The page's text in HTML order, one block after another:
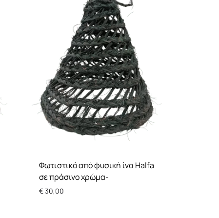
Επιδαπέδια
Οροφής
Επιτραπέζια
Φωτιστικό από φυσική ίνα Halfa
σε πράσινο χρώμα-
€30,00